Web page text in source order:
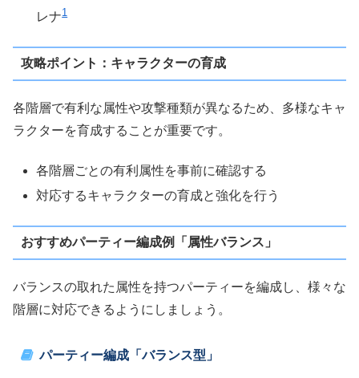
レナ​1
攻略ポイント：キャラクターの育成
各階層で有利な属性や攻撃種類が異なるため、多様なキャ
ラクターを育成することが重要です。
各階層ごとの有利属性を事前に確認する
対応するキャラクターの育成と強化を行う
おすすめパーティー編成例「属性バランス」
バランスの取れた属性を持つパーティーを編成し、様々な
階層に対応できるようにしましょう。
パーティー編成「バランス型」